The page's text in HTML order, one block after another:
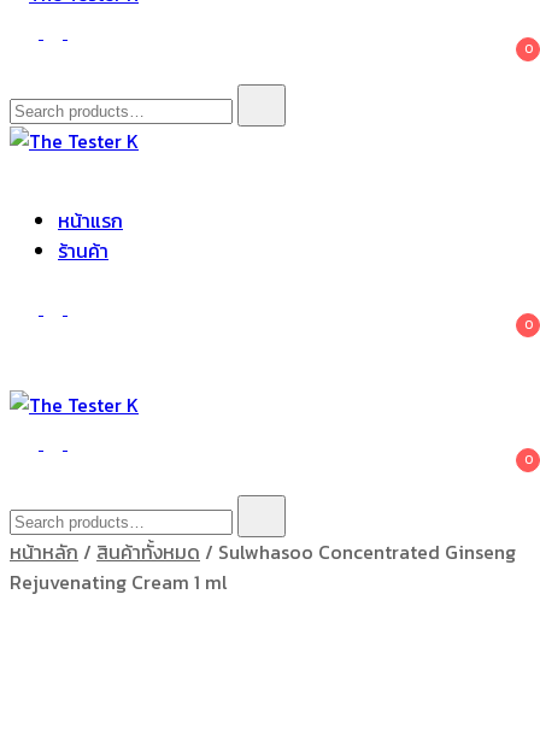
The Tester K
Korean cosmetics 0
Search
for:
หน้าแรก
ร้านค้า
0
The Tester K
Korean cosmetics 0
Search
for:
หน้าหลัก / สินค้าทั้งหมด / Sulwhasoo Concentrated Ginseng
Rejuvenating Cream 1 ml